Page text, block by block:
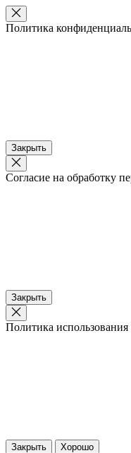
Политика
Закрыть
Согласие на обработку
Закрыть
Политика
Закрыть Хорошо